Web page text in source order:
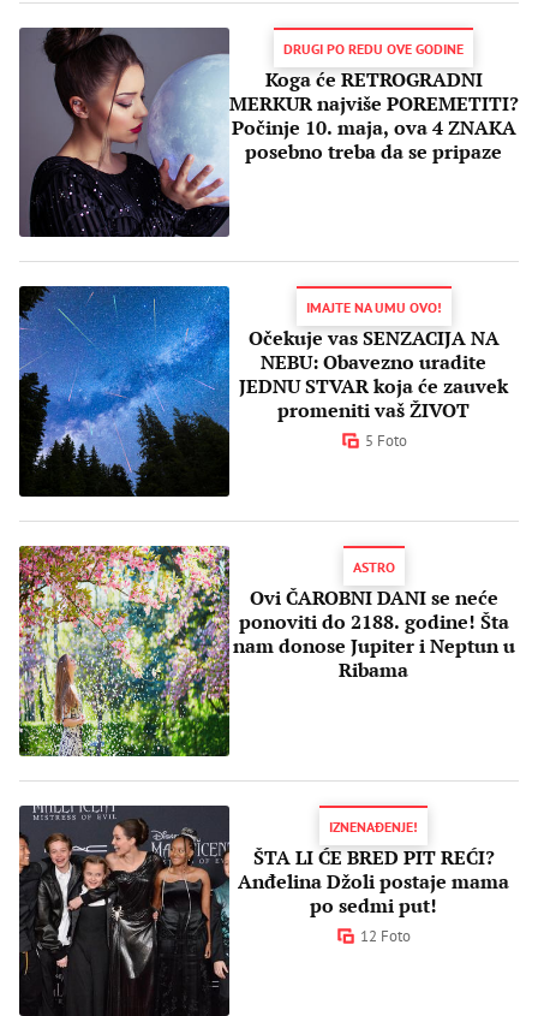
DRUGI PO REDU OVE GODINE
Koga će RETROGRADNI
MERKUR najviše POREMETITI?
Počinje 10. maja, ova 4 ZNAKA
posebno treba da se pripaze
IMAJTE NA UMU OVO!
Očekuje vas SENZACIJA NA
NEBU: Obavezno uradite
JEDNU STVAR koja će zauvek
promeniti vaš ŽIVOT
5 Foto
ASTRO
Ovi ČAROBNI DANI se neće
ponoviti do 2188. godine! Šta
nam donose Jupiter i Neptun u
Ribama
IZNENAĐENJE!
ŠTA LI ĆE BRED PIT REĆI?
Anđelina Džoli postaje mama
po sedmi put!
12 Foto